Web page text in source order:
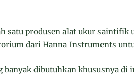
satu produsen alat ukur saintifik
dari Hanna Instruments
banyak dibutuhkan khususnya